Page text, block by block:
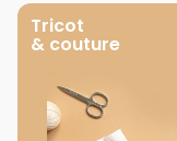
Tricot
& couture